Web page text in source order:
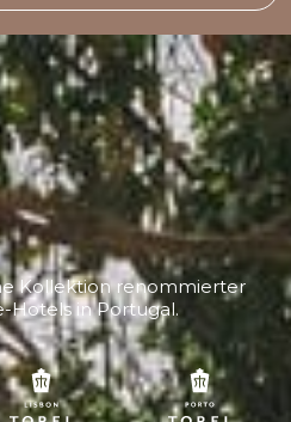
Kollektion renommierter
Hotels in Portugal.